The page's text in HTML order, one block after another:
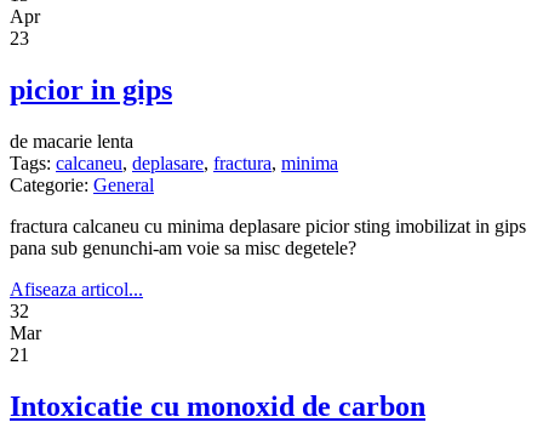
Apr
23
picior in gips
de macarie lenta
Tags: calcaneu, deplasare, fractura, minima
Categorie: General
fractura calcaneu cu minima deplasare picior sting imobilizat in gips
pana sub genunchi-am voie sa misc degetele?
Afiseaza articol...
32
Mar
21
Intoxicatie cu monoxid de carbon